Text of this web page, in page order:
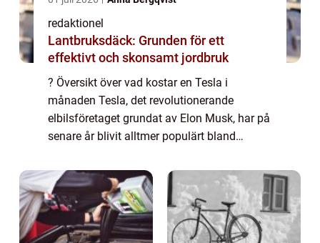
redaktionel
Lantbruksdäck: Grunden för ett
effektivt och skonsamt jordbruk
? Översikt över vad kostar en Tesla i
månaden Tesla, det revolutionerande
elbilsföretaget grundat av Elon Musk, har på
senare år blivit alltmer populärt bland
konsumenter. Men innan man bestämmer
sig för att köpa en T...